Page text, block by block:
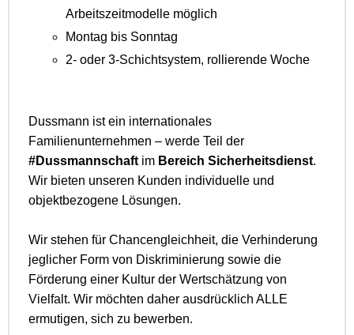
Arbeitszeitmodelle möglich
Montag bis Sonntag
2- oder 3-Schichtsystem, rollierende Woche
Dussmann ist ein internationales
Familienunternehmen – werde Teil der
#Dussmannschaft im Bereich Sicherheitsdienst.
Wir bieten unseren Kunden individuelle und
objektbezogene Lösungen.
Wir stehen für Chancengleichheit, die Verhinderung
jeglicher Form von Diskriminierung sowie die
Förderung einer Kultur der Wertschätzung von
Vielfalt. Wir möchten daher ausdrücklich ALLE
ermutigen, sich zu bewerben.